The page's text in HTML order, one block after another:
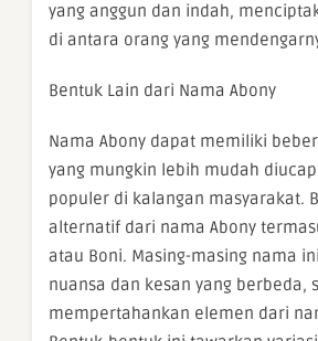
yang anggun dan indah,
di antara orang yang
Bentuk Lain dari Nama Abony
Nama Abony dapat memiliki
yang mungkin lebih mudah
populer di kalangan masyarakat.
alternatif dari nama Abony
atau Boni. Masing-masing nama
nuansa dan kesan yang berbeda,
mempertahankan elemen dari